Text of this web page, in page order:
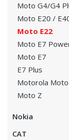
Moto G4/G4
Moto E20 /
Moto E22
Moto E7
Moto E7
E7 Plus
Motorola
Moto Z
Nokia
CAT